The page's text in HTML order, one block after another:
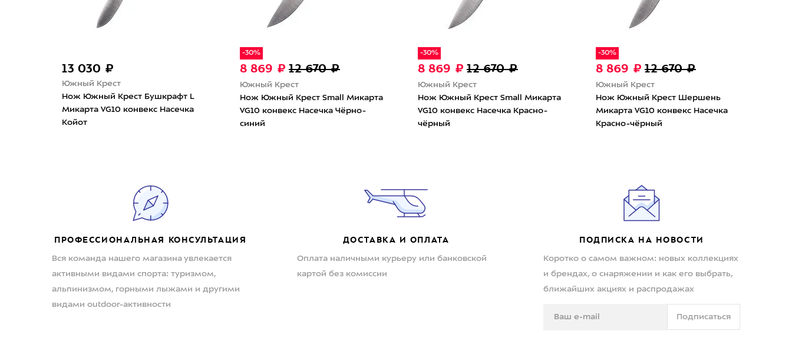
Крест Бушкрафт L
VG10 конвекс Насечка
12 670 ₽
Нож Южный Крест Small Микарта
VG10 конвекс Насечка Чёрно-
8 869 ₽ 12 670 ₽
Нож Южный Крест Small Микарта
VG10 конвекс Насечка Красно-
8 869 ₽ 12 670 ₽
Нож Южный Крест Шершень
Микарта VG10 конвекс Насечка
12 230 ₽
Нож Южный Крест ТКК
Микарта VG10 Насечка
ПРОФЕССИОНАЛЬНАЯ КОНСУЛЬТАЦИЯ
Вся команда нашего магазина увлекается
активными видами спорта: туризмом,
альпинизмом, горными лыжами и другими
видами outdoor-активности
ДОСТАВКА И ОПЛАТА
Оплата наличными курьеру или банковской
картой без комиссии
ПОДПИСКА НА НОВОСТИ
Коротко о самом важном: новых коллекциях
и брендах, о снаряжении и как его выбрать,
ближайших акциях и распродажах
Подписаться